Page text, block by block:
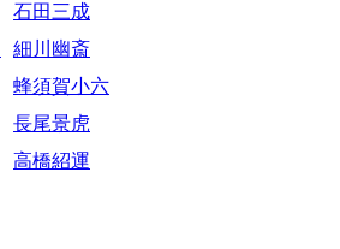
石田三成
細川幽斎
蜂須賀小六
長尾景虎
高橋紹運